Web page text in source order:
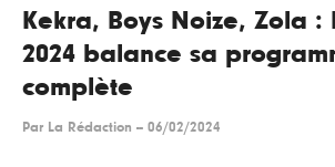
Kekra, Boys Noize, Zola :
2024 balance sa
complète
Par La Rédaction -- 06/02/2024